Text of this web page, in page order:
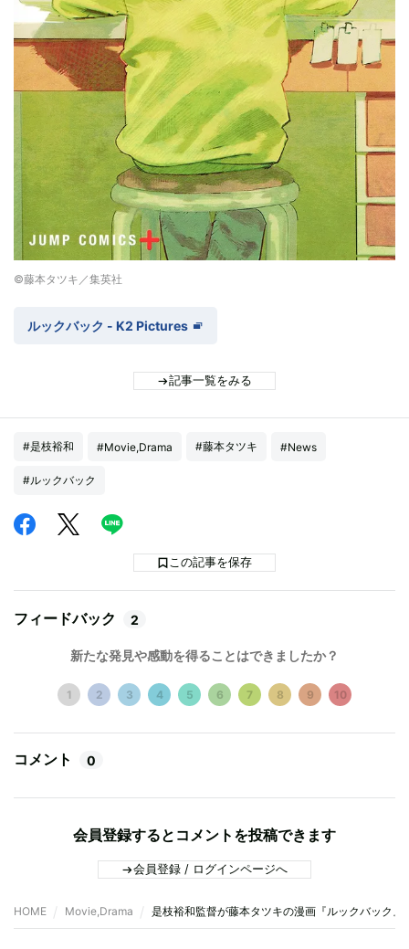
©藤本タツキ／集英社
ルックバック - K2 Pictures
記事一覧をみる
#是枝裕和 #Movie,Drama #藤本タツキ #News
#ルックバック
この記事を保存
フィードバック 2
新たな発見や感動を得ることはできましたか？
1 2 3 4 5 6 7 8 9 10
コメント 0
会員登録するとコメントを投稿できます
会員登録 / ログインページへ
HOME Movie,Drama 是枝裕和監督が藤本タツキの漫画『ルックバック